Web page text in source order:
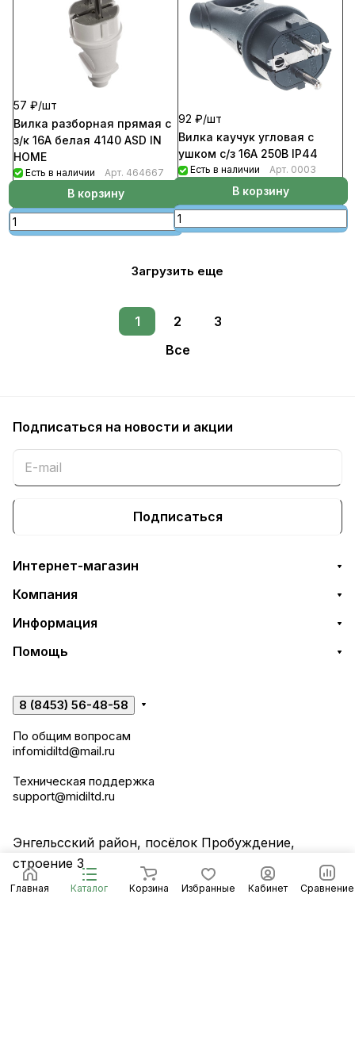
57 ₽/шт
Вилка разборная прямая с
з/к 16А белая 4140 ASD IN
HOME
Есть в наличии Арт. 464667
В корзину
92 ₽/шт
Вилка каучук угловая с
ушком с/з 16А 250В IP44
Есть в наличии Арт. 0003
В корзину
Загрузить еще
1 2
3
Все
Главная Каталог Корзина Избранные Кабинет Сравнение
Подписаться на новости и акции
Подписаться
Интернет-магазин
Компания
Информация
Помощь
8 (8453) 56-48-58
По общим вопросам
infomidiltd@mail.ru
Техническая поддержка
support@midiltd.ru
Энгельсский район, посёлок Пробуждение,
строение 3